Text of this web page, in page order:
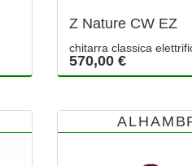
Z Nature CW EZ
chitarra classica
570,00 €